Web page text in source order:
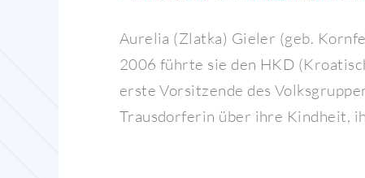
Aurelia (Zlatka) Gieler (geb.
2006 führte sie den HKD
erste Vorsitzende des
Trausdorferin über ihre Kindheit,